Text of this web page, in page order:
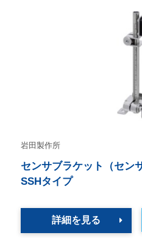
岩田製作所
センサブラケット（セン
SSHタイプ
詳細を見る